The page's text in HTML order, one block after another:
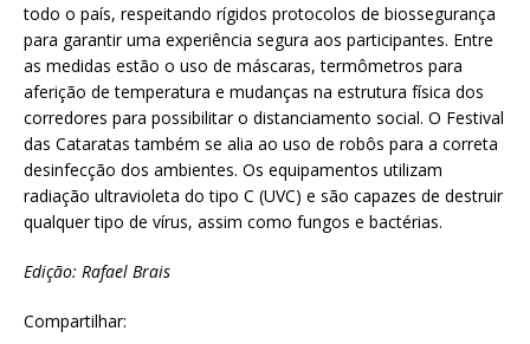
todo o país, respeitando rígidos protocolos de biossegurança
para garantir uma experiência segura aos participantes. Entre
as medidas estão o uso de máscaras, termômetros para
aferição de temperatura e mudanças na estrutura física dos
corredores para possibilitar o distanciamento social. O Festival
das Cataratas também se alia ao uso de robôs para a correta
desinfecção dos ambientes. Os equipamentos utilizam
radiação ultravioleta do tipo C (UVC) e são capazes de destruir
qualquer tipo de vírus, assim como fungos e bactérias.
Edição: Rafael Brais
Compartilhar: